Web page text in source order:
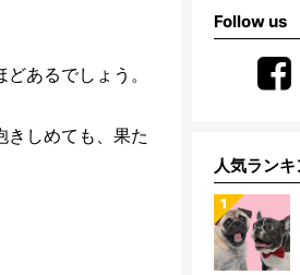
あるでしょう。
きしめても、果た
Follow us
人気ラン